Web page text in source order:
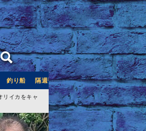
釣り船 隔週刊つり情報 釣り船予約サイト
リイカをキャ